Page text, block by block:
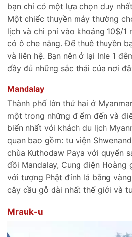
bạn chỉ có một lựa chọn duy
Một chiếc thuyền máy thường
lịch và chi phí vào khoảng 10$/1
có ô che nắng. Để thuê thuyền
và liên hệ. Bạn nên ở lại Inle 1
đầy đủ những sắc thái của nơi
Mandalay
Thành phố lớn thứ hai ở
một trong những điểm đến và
biến nhất với khách du lịch
quan bao gồm: tu viện
chùa Kuthodaw Paya với quyển
đồi Mandalay, Cung điện Hoàng
với tượng Phật đính lá bằng
cây cầu gỗ dài nhất thế giới và
Mrauk-u